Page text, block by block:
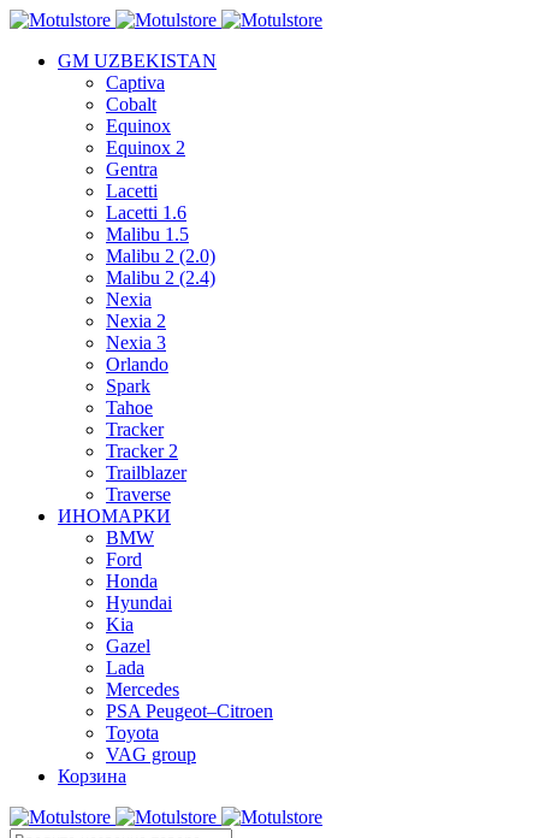
GM UZBEKISTAN
Captiva
Cobalt
Equinox
Equinox 2
Gentra
Lacetti
Lacetti 1.6
Malibu 1.5
Malibu 2 (2.0)
Malibu 2 (2.4)
Nexia
Nexia 2
Nexia 3
Orlando
Spark
Tahoe
Tracker
Tracker 2
Trailblazer
Traverse
ИНОМАРКИ
BMW
Ford
Honda
Hyundai
Kia
Gazel
Lada
Mercedes
PSA Peugeot–Citroen
Toyota
VAG group
Корзина